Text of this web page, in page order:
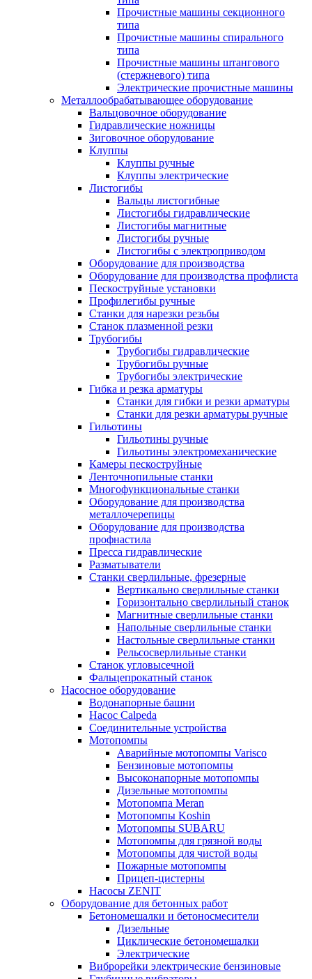
Прочистные машины секционного
типа
Прочистные машины спирального
типа
Прочистные машины штангового
(стержневого) типа
Электрические прочистные машины
Металлообрабатывающее оборудование
Вальцовочное оборудование
Гидравлические ножницы
Зиговочное оборудование
Клуппы
Клуппы ручные
Клуппы электрические
Листогибы
Вальцы листогибные
Листогибы гидравлические
Листогибы магнитные
Листогибы ручные
Листогибы с электроприводом
Оборудование для производства
Оборудование для производства профлиста
Пескоструйные установки
Профилегибы ручные
Станки для нарезки резьбы
Станок плазменной резки
Трубогибы
Трубогибы гидравлические
Трубогибы ручные
Трубогибы электрические
Гибка и резка арматуры
Станки для гибки и резки арматуры
Станки для резки арматуры ручные
Гильотины
Гильотины ручные
Гильотины электромеханические
Камеры пескоструйные
Ленточнопильные станки
Многофункциональные станки
Оборудование для производства
металлочерепицы
Оборудование для производства
профнастила
Пресса гидравлические
Разматыватели
Станки сверлильные, фрезерные
Вертикально сверлильные станки
Горизонтально сверлильный станок
Магнитные сверлильные станки
Напольные сверлильные станки
Настольные сверлильные станки
Рельсосверлильные станки
Станок угловысечной
Фальцепрокатный станок
Насосное оборудование
Водонапорные башни
Насос Calpeda
Соединительные устройства
Мотопомпы
Аварийные мотопомпы Varisco
Бензиновые мотопомпы
Высоконапорные мотопомпы
Дизельные мотопомпы
Мотопомпа Meran
Мотопомпы Koshin
Мотопомпы SUBARU
Мотопомпы для грязной воды
Мотопомпы для чистой воды
Пожарные мотопомпы
Прицеп-цистерны
Насосы ZENIT
Оборудование для бетонных работ
Бетономешалки и бетоносмесители
Дизельные
Циклические бетономешалки
Электрические
Виброрейки электрические бензиновые